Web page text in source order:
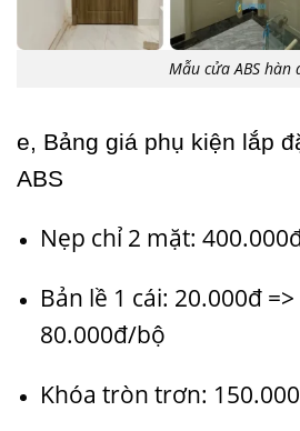
Mẫu cửa ABS hàn
e, Bảng giá phụ kiện lắp
ABS
Nẹp chỉ 2 mặt:
Bản lề 1 cái: 20.000đ
80.000đ/bộ
Khóa tròn trơn: